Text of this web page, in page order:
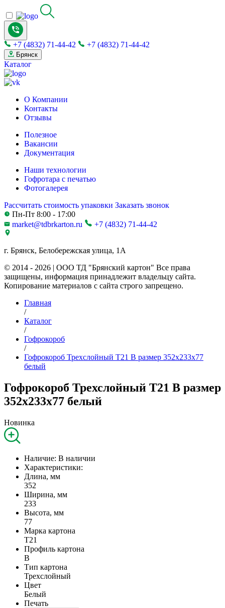
+7 (4832) 71-44-42 +7 (4832) 71-44-42
Брянск
Каталог
О Компании
Контакты
Отзывы
Полезное
Вакансии
Документация
Наши технологии
Гофротара с печатью
Фотогалерея
Рассчитать стоимость упаковки Заказать звонок
Пн-Пт 8:00 - 17:00
market@tdbrkarton.ru
+7 (4832) 71-44-42
г. Брянск, Белобережская улица, 1А
© 2014 - 2026 | ООО ТД "Брянский картон" Все права
защищены, информация принадлежит владельцу сайта.
Копирование материалов с сайта строго запрещено.
Главная
/
Каталог
/
Гофрокороб
/
Гофрокороб Трехслойный Т21 B размер 352x233x77
белый
Гофрокороб Трехслойный Т21 B размер
352x233x77 белый
Новинка
Наличие: В наличии
Характеристики:
Длина, мм
352
Ширина, мм
233
Высота, мм
77
Марка картона
Т21
Профиль картона
B
Тип картона
Трехслойный
Цвет
Белый
Печать